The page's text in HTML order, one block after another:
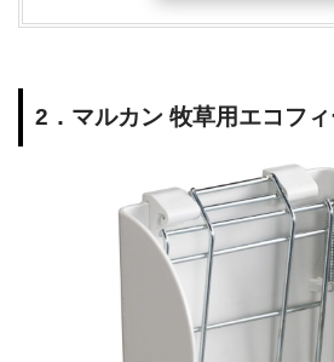
2．マルカン 牧草用エコフ